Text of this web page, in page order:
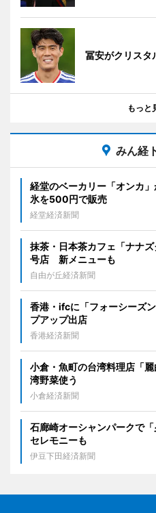
冨安がクリスタ
もっと
みん経
経堂のベーカリー「オンカ
氷を500円で販売
経堂経済新聞
抹茶・日本茶カフェ「ナナ
号店 新メニューも
自由が丘経済新聞
香港・ifcに「フォーシーズ
プアップ出店
香港経済新聞
小倉・魚町の台湾料理店「
湾野菜使う
小倉経済新聞
石廊崎オーシャンパークで
セレモニーも
伊豆下田経済新聞